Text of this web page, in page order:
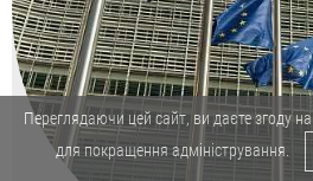
Переглядаючи цей сайт, ви даєте згоду
для покращення адміністрування.